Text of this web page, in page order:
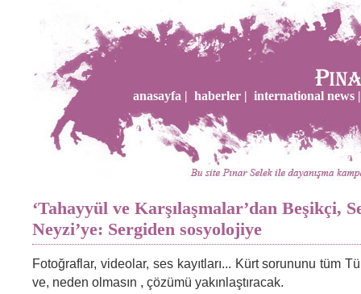
anasayfa | haberler | international news |
‘Tahayyül ve Karşılaşmalar’dan Beşikçi,
Neyzi’ye: Sergiden sosyolojiye
Fotoğraflar, videolar, ses kayıtları... Kürt sorununu tüm
ve, neden olmasın , çözümü yakınlaştıracak.